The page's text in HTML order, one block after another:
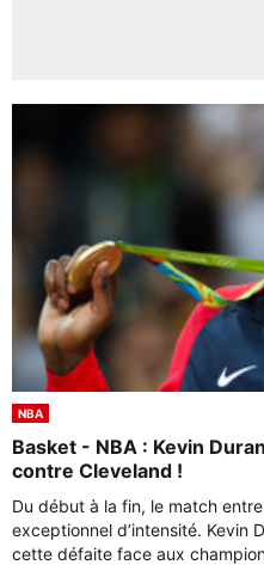
NBA
Basket - NBA : Kevin
contre Cleveland !
Du début à la fin, le match
exceptionnel d’intensité. Kevin
cette défaite face aux